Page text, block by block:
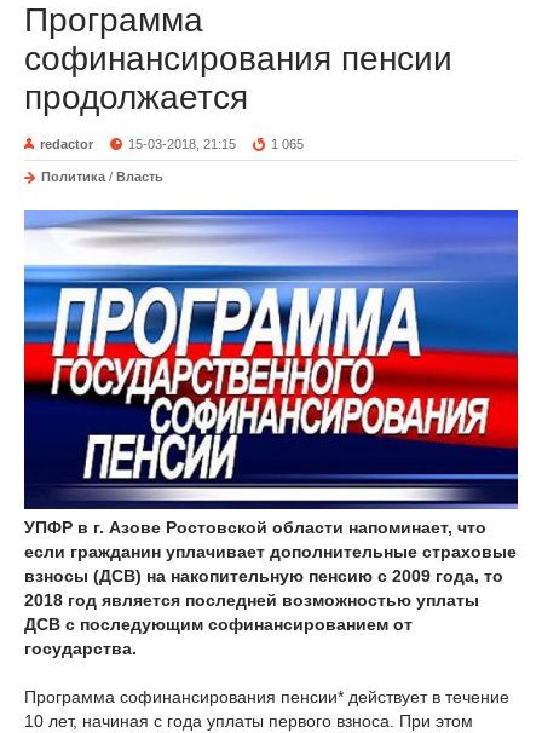
Программа
софинансирования пенсии
продолжается
redactor 15-03-2018, 21:15 1 065
Политика / Власть
УПФР в г. Азове Ростовской области напоминает, что
если гражданин уплачивает дополнительные страховые
взносы (ДСВ) на накопительную пенсию с 2009 года, то
2018 год является последней возможностью уплаты
ДСВ с последующим софинансированием от
государства.
Программа софинансирования пенсии* действует в течение
10 лет, начиная с года уплаты первого взноса. При этом